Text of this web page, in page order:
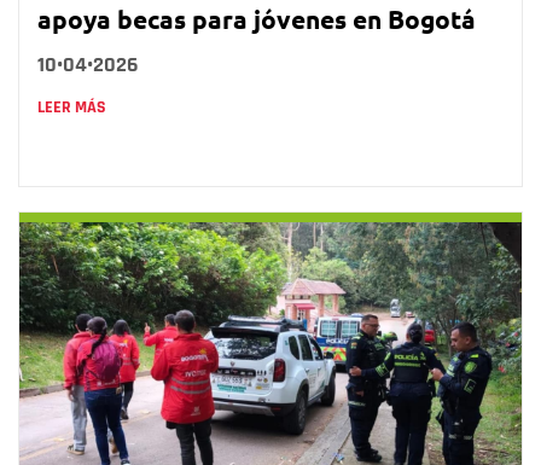
apoya becas para jóvenes en Bogotá
10•04•2026
LEER MÁS